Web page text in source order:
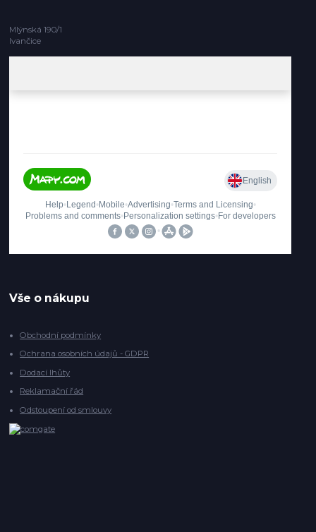
Mlýnská 190/1
Ivančice
Vše o nákupu
Obchodní podmínky
Ochrana osobních údajů - GDPR
Dodací lhůty
Reklamační řád
Odstoupení od smlouvy